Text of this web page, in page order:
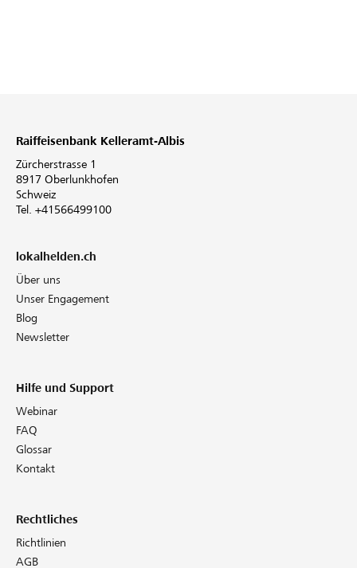
Raiffeisenbank Kelleramt-Albis
Zürcherstrasse 1
8917 Oberlunkhofen
Schweiz
Tel. +41566499100
lokalhelden.ch
Über uns
Unser Engagement
Blog
Newsletter
Hilfe und Support
Webinar
FAQ
Glossar
Kontakt
Rechtliches
Richtlinien
AGB